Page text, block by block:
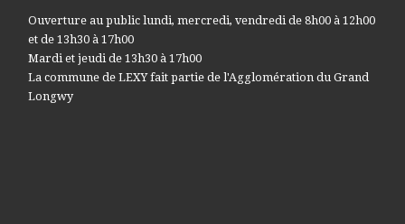
Ouverture au public lundi, mercredi, vendredi de 8h00 à 12h00
et de 13h30 à 17h00
Mardi et jeudi de 13h30 à 17h00
La commune de LEXY fait partie de l'Agglomération du Grand
Longwy